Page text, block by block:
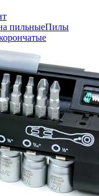
пильныеПилы